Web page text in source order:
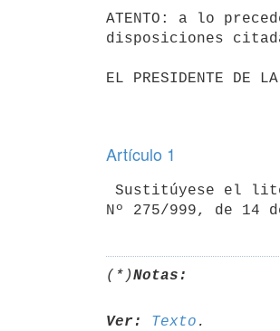
ATENTO: a lo
disposiciones
EL PRESIDENTE
Artículo 1
(*)Notas:
Ver: Texto